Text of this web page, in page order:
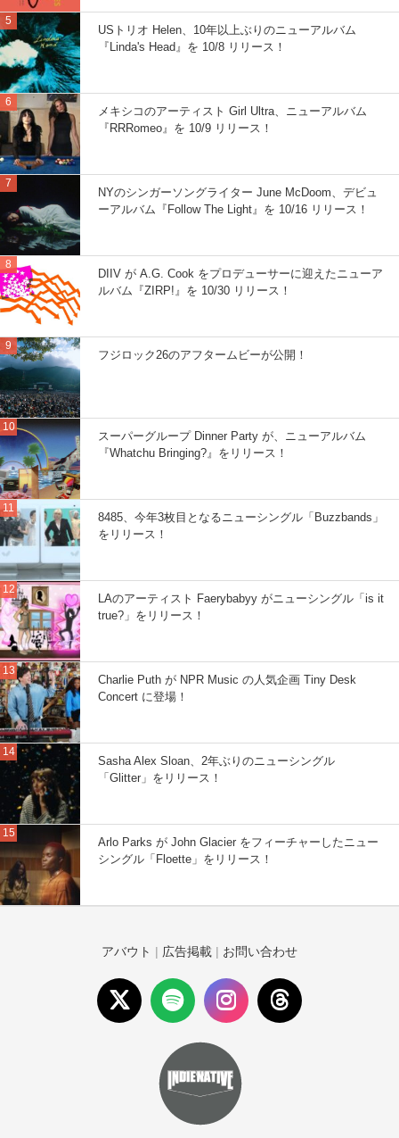
USトリオ Helen、10年以上ぶりのニューアルバム
『Linda's Head』を 10/8 リリース！
メキシコのアーティスト Girl Ultra、ニューアルバム
『RRRomeo』を 10/9 リリース！
NYのシンガーソングライター June McDoom、デビュ
ーアルバム『Follow The Light』を 10/16 リリース！
DIIV が A.G. Cook をプロデューサーに迎えたニューア
ルバム『ZIRP!』を 10/30 リリース！
フジロック26のアフタームビーが公開！
スーパーグループ Dinner Party が、ニューアルバム
『Whatchu Bringing?』をリリース！
8485、今年3枚目となるニューシングル「Buzzbands」
をリリース！
LAのアーティスト Faerybabyy がニューシングル「is it
true?」をリリース！
Charlie Puth が NPR Music の人気企画 Tiny Desk
Concert に登場！
Sasha Alex Sloan、2年ぶりのニューシングル
「Glitter」をリリース！
Arlo Parks が John Glacier をフィーチャーしたニュー
シングル「Floette」をリリース！
アバウト | 広告掲載 | お問い合わせ